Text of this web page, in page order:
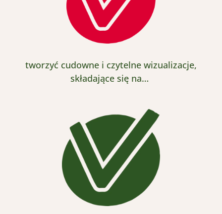
tworzyć cudowne i czytelne wizualizacje,
składające się na…